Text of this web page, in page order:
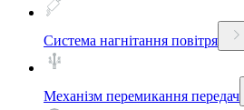
Система нагнітання повітря
Механізм перемикання передач